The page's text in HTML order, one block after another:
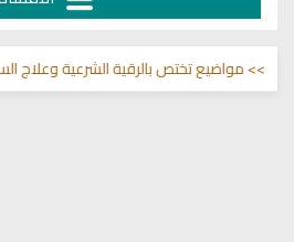
تختص بالرقية الشرعية وعلاج السحر